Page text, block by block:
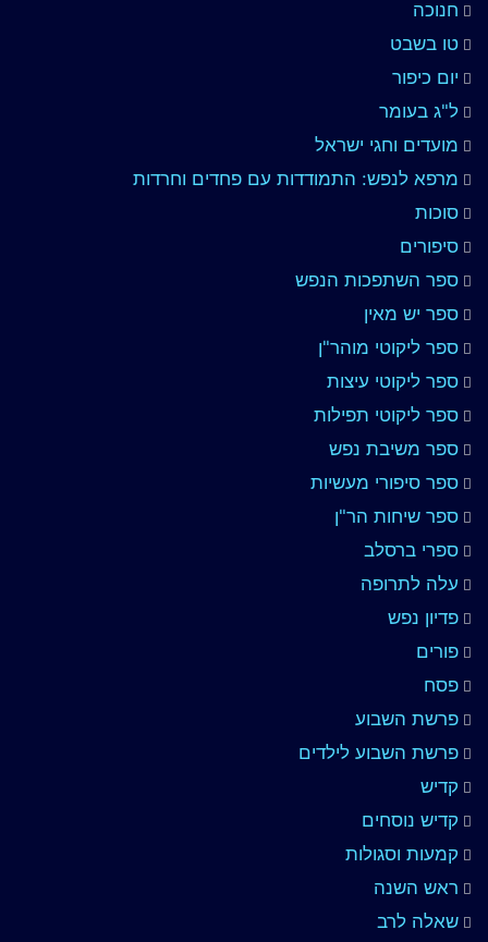
חנוכה
טו בשבט
יום כיפור
ל"ג בעומר
מועדים וחגי ישראל
מרפא לנפש: התמודדות עם פחדים וחרדות
סוכות
סיפורים
ספר השתפכות הנפש
ספר יש מאין
ספר ליקוטי מוהר"ן
ספר ליקוטי עיצות
ספר ליקוטי תפילות
ספר משיבת נפש
ספר סיפורי מעשיות
ספר שיחות הר"ן
ספרי ברסלב
עלה לתרופה
פדיון נפש
פורים
פסח
פרשת השבוע
פרשת השבוע לילדים
קדיש
קדיש נוסחים
קמעות וסגולות
ראש השנה
שאלה לרב